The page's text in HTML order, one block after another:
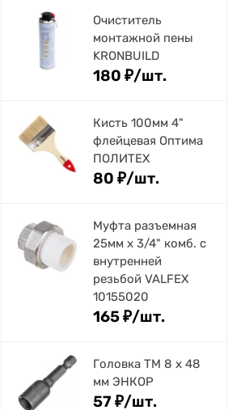
Очиститель
монтажной пены
KRONBUILD
180 ₽/шт.
Кисть 100мм 4"
флейцевая Оптима
ПОЛИТЕХ
80 ₽/шт.
Муфта разъемная
25мм х 3/4" комб. с
внутренней
резьбой VALFEX
10155020
165₽/шт.
Головка ТМ 8 х 48
мм ЭНКОР
57 ₽/шт.